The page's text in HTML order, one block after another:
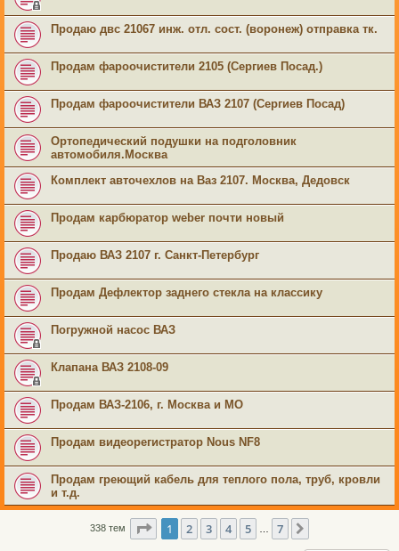
Продаю двс 21067 инж. отл. сост. (воронеж) отправка тк.
Продам фароочистители 2105 (Сергиев Посад.)
Продам фароочистители ВАЗ 2107 (Сергиев Посад)
Ортопедический подушки на подголовник
автомобиля.Москва
Комплект авточехлов на Ваз 2107. Москва, Дедовск
Продам карбюратор weber почти новый
Продаю ВАЗ 2107 г. Санкт-Петербург
Продам Дефлектор заднего стекла на классику
Погружной насос ВАЗ
Клапана ВАЗ 2108-09
Продам ВАЗ-2106, г. Москва и МО
Продам видеорегистратор Nous NF8
Продам греющий кабель для теплого пола, труб, кровли
и т.д.
338 тем Страница из
1 2 3 4 5 7